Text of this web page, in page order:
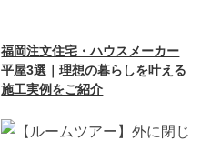
福岡注文住宅・ハウスメーカー
平屋3選｜理想の暮らしを叶える
施工実例をご紹介